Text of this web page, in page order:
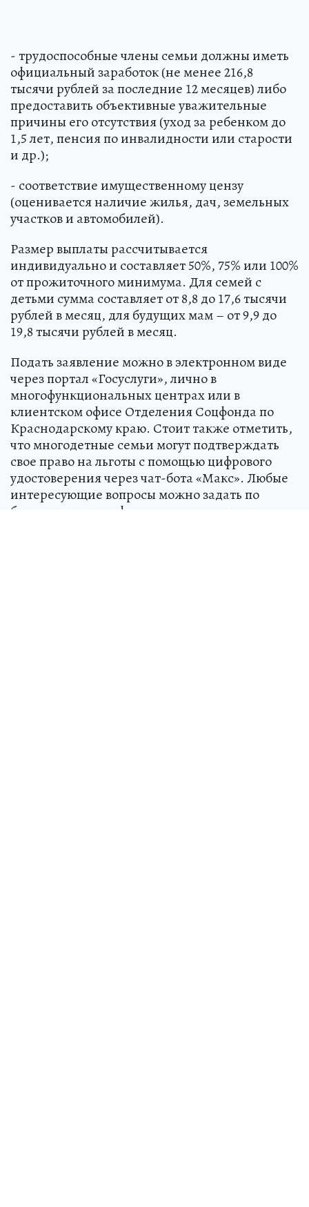
- трудоспособные члены семьи должны иметь
официальный заработок (не менее 216,8
тысячи рублей за последние 12 месяцев) либо
предоставить объективные уважительные
причины его отсутствия (уход за ребенком до
1,5 лет, пенсия по инвалидности или старости
и др.);
- соответствие имущественному цензу
(оценивается наличие жилья, дач, земельных
участков и автомобилей).
Размер выплаты рассчитывается
индивидуально и составляет 50%, 75% или 100%
от прожиточного минимума. Для семей с
детьми сумма составляет от 8,8 до 17,6 тысячи
рублей в месяц, для будущих мам – от 9,9 до
19,8 тысячи рублей в месяц.
Подать заявление можно в электронном виде
через портал «Госуслуги», лично в
многофункциональных центрах или в
клиентском офисе Отделения Соцфонда по
Краснодарскому краю. Стоит также отметить,
что многодетные семьи могут подтверждать
свое право на льготы с помощью цифрового
удостоверения через чат-бота «Макс». Любые
интересующие вопросы можно задать по
бесплатному телефону единого контакт-